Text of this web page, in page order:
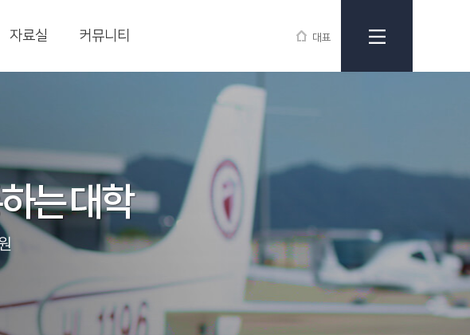
대표
자료실 커뮤니티